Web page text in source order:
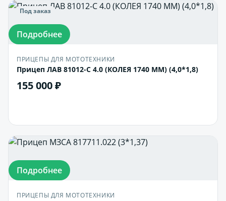
Под заказ
Подробнее
ПРИЦЕПЫ ДЛЯ МОТОТЕХНИКИ
Прицеп ЛАВ 81012-С 4.0 (КОЛЕЯ 1740 ММ) (4,0*1,8)
155 000 ₽
Подробнее
ПРИЦЕПЫ ДЛЯ МОТОТЕХНИКИ